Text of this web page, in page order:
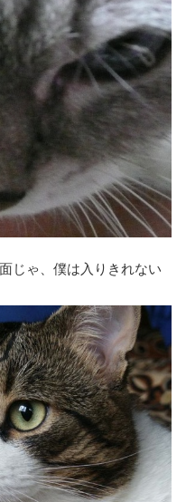
じゃ、僕は入りきれない